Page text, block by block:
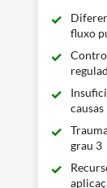
fluxo
grau 3